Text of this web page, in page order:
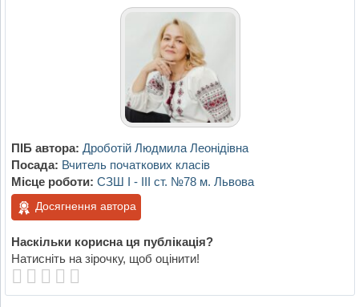
ПІБ автора: Дроботій Людмила Леонідівна
Посада: Вчитель початкових класів
Місце роботи: СЗШ І - ІІІ ст. №78 м. Львова
Досягнення автора
Наскільки корисна ця публікація?
Натисніть на зірочку, щоб оцінити!